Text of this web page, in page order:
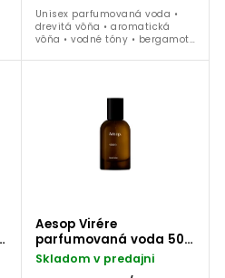
Unisex parfumovaná voda •
drevitá vôňa • aromatická
vôňa • vodné tóny • bergamot
jeseň • 50 ml
Aesop Virére
parfumovaná voda 50
ml
Skladom v predajni